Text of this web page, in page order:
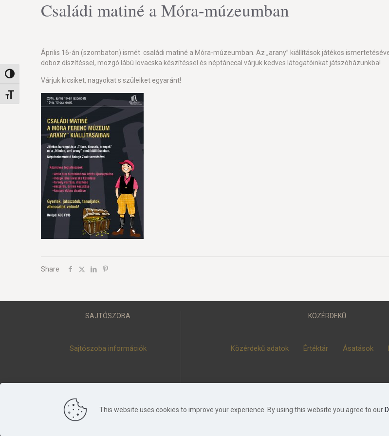
Nagy kontraszt váltása
Betűméret váltása
Családi matiné a Móra-múzeumban
Április 16-án (szombaton) ismét családi matiné a Móra-múzeumban. Az „arany” kiállítások játékos
doboz díszítéssel, mozgó lábú lovacska készítéssel és néptánccal várjuk kedves látogatóinkat játszóházunkba!
Várjuk kicsiket, nagyokat s szüleiket egyaránt!
Share
SAJTÓSZOBA
Sajtószoba információk
KÖZÉRDEKŰ
Közérdekű adatok Értéktár Ásatások
This website uses cookies to improve your experience. By using this website you agree to our